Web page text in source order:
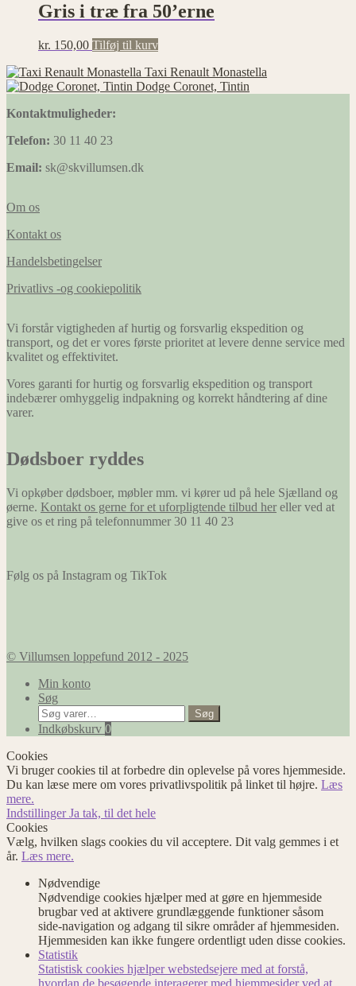
Gris i træ fra 50’erne
kr. 150,00 Tilføj til kurv
Taxi Renault Monastella
Dodge Coronet, Tintin
Kontaktmuligheder:
Telefon: 30 11 40 23
Email: sk@skvillumsen.dk
Om os
Kontakt os
Handelsbetingelser
Privatlivs -og cookiepolitik
Vi forstår vigtigheden af hurtig og forsvarlig ekspedition og
transport, og det er vores første prioritet at levere denne service med
kvalitet og effektivitet.
Vores garanti for hurtig og forsvarlig ekspedition og transport
indebærer omhyggelig indpakning og korrekt håndtering af dine
varer.
Dødsboer ryddes
Vi opkøber dødsboer, møbler mm. vi kører ud på hele Sjælland og
øerne. Kontakt os gerne for et uforpligtende tilbud her eller ved at
give os et ring på telefonnummer 30 11 40 23
Følg os på Instagram og TikTok
© Villumsen loppefund 2012 - 2025
Min konto
Søg
Søg
efter:
Søg
Indkøbskurv 0
Cookies
Vi bruger cookies til at forbedre din oplevelse på vores hjemmeside.
Du kan læse mere om vores privatlivspolitik på linket til højre. Læs
mere.
IndstillingerJa tak, til det hele
Cookies
Vælg, hvilken slags cookies du vil acceptere. Dit valg gemmes i et
år. Læs mere.
Nødvendige
Nødvendige cookies hjælper med at gøre en hjemmeside
brugbar ved at aktivere grundlæggende funktioner såsom
side-navigation og adgang til sikre områder af hjemmesiden.
Hjemmesiden kan ikke fungere ordentligt uden disse cookies.
Statistik
Statistisk cookies hjælper webstedsejere med at forstå,
hvordan de besøgende interagerer med hjemmesider ved at